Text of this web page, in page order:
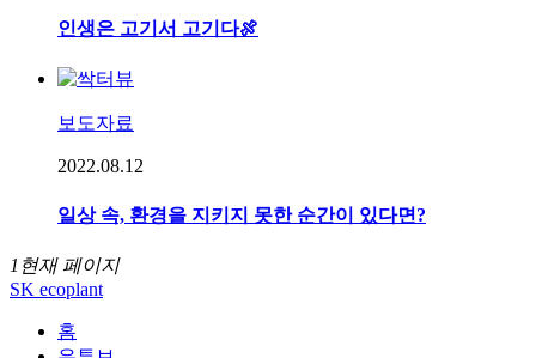
인생은 고기서 고기다🍖
보도자료
2022.08.12
일상 속, 환경을 지키지 못한 순간이 있다면?
1 현재 페이지
SK ecoplant
홈